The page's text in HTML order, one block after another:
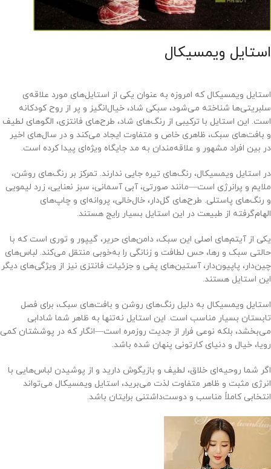
استایل ویمسیکال
استایل ویمسیکال که امروزه به عنوان یکی از استایل‌های مورد علاقه‌ی
سلبریتی‌ها شناخته می‌شود، سبکی شاد، خیال‌انگیز و پر از روح کودکانه
است. این استایل با ترکیبی از رنگ‌های شاد، طرح‌های فانتزی، الگوهای لطیف
و بافت‌های سبک، ظاهری خاص و متفاوت ایجاد می‌کند و در سال‌های اخیر
در بین افراد مشهور و علاقه‌مندان به مد جایگاه ویژه‌ای پیدا کرده است.
در استایل ویمسیکال، رنگ‌های تیره جایی ندارند. تمرکز بر رنگ‌های روشن،
ملایم و پرانرژی است—مانند صورتی، آبی آسمانی، سبز نعنایی، زرد لیمویی
و رنگ‌های پاستلی. طرح‌های گل‌دار، خال‌خالی، پروانه‌ای و چاپ‌های
الهام‌گرفته از طبیعت در این استایل بسیار رایج هستند.
یکی از آیتم‌های اصلی این سبک، دامن‌های حریر، گیپور و توری است که با
حالتی سبک و رها، حس لطافت و زنانگی را به‌خوبی منتقل می‌کند. لباس‌های
چین‌دار، پاپیون‌دار، آستین‌های پفی و جزئیات فانتزی نیز از ویژگی‌های دیگر
این استایل هستند.
استایل ویمسیکال به دلیل رنگ‌های روشن و بافت‌های سبک، برای فصل
تابستان بسیار مناسب است. این استایل نه‌تنها به ظاهر شما شادابی
می‌بخشد، بلکه نوعی فرار از جدیت روزمره است—انگار که در پوششتان کمی
رویا، خیال و دنیای کارتونی پنهان شده باشد.
اگر شما روحیه‌ای خلاق، لطیف و بازیگوش دارید و از پوشیدن لباس‌هایی با
انرژی مثبت و ظاهر متفاوت لذت می‌برید، استایل ویمسیکال می‌تواند
انتخابی کاملاً مناسب و دوست‌داشتنی برایتان باشد.